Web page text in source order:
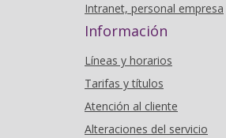
Intranet, personal empresa
Información
Líneas y horarios
Tarifas y títulos
Atención al cliente
Alteraciones del servicio